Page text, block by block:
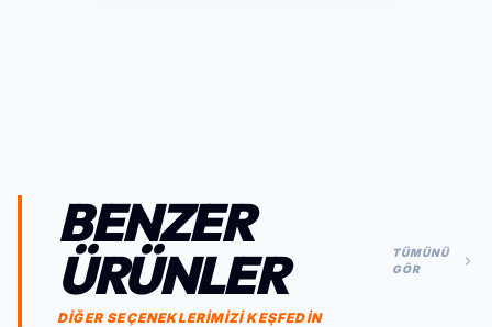
BENZER
ÜRÜNLER
DİĞER SEÇENEKLERİMİZİ KEŞFEDİN
TÜMÜNÜ
GÖR